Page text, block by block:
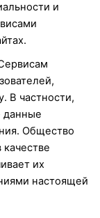
и
В частности,
данные
Общество
их
настоящей